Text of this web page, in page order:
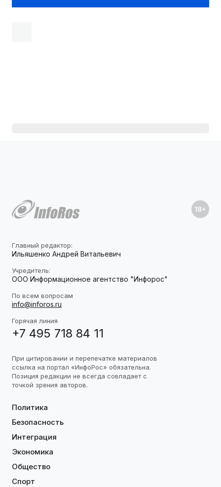
Главный редактор:
Ильяшенко Андрей Витальевич
Учредитель:
ООО Информационное агентство "Инфорос"
По всем вопросам
info@inforos.ru
Горячая линия
+7 495 718 84 11
При цитировании и перепечатке материалов
ссылка на портал «ИнфоРос» обязательна.
Позиция редакции не всегда совпадает с
точкой зрения авторов.
Политика
Безопасность
Интеграция
Экономика
Общество
Спорт